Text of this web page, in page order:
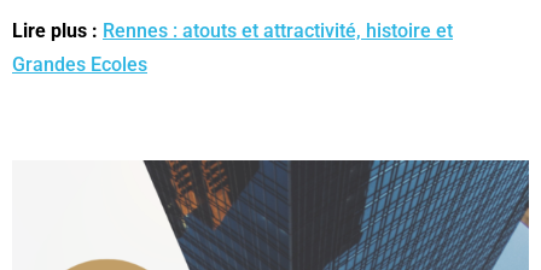
Lire plus : Rennes : atouts et attractivité, histoire et
Grandes Ecoles